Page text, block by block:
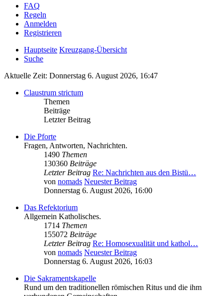
FAQ
Regeln
Anmelden
Registrieren
Hauptseite Kreuzgang-Übersicht
Suche
Aktuelle Zeit: Donnerstag 6. August 2026, 16:47
Claustrum strictum
Themen
Beiträge
Letzter Beitrag
Die Pforte
Fragen, Antworten, Nachrichten.
1490 Themen
130360 Beiträge
Letzter Beitrag Re: Nachrichten aus den Bistü…
von nomads Neuester Beitrag
Donnerstag 6. August 2026, 16:00
Das Refektorium
Allgemein Katholisches.
1714 Themen
155072 Beiträge
Letzter Beitrag Re: Homosexualität und kathol…
von nomads Neuester Beitrag
Donnerstag 6. August 2026, 16:03
Die Sakramentskapelle
Rund um den traditionellen römischen Ritus und die ihm